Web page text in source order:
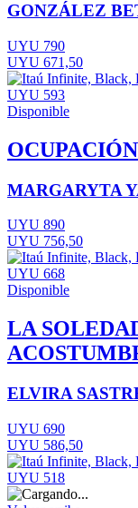
GONZÁLEZ
UYU 790
UYU 671,50
UYU 593
Disponible
OCUPACIÓN
MARGARYTA
UYU 890
UYU 756,50
UYU 668
Disponible
LA
ELVIRA
UYU 690
UYU 586,50
UYU 518